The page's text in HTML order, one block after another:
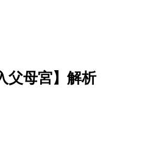
父母宮】解析